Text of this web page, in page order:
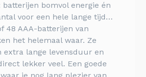
batterijen bomvol energie én
voor een hele lange tijd…
48 AAA-batterijen van
het helemaal waar. Ze
extra lange levensduur en
lekker veel. Een goede